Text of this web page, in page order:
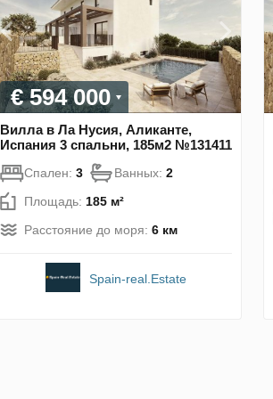
€ 594 000
Вилла в Ла Нусия, Аликанте,
Испания 3 спальни, 185м2 №131411
Спален: 3 Ванных: 2
Площадь: 185 м²
Расстояние до моря: 6 км
Spain-real.Estate